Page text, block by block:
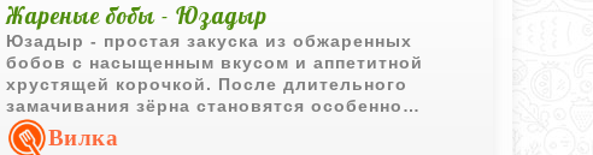
Жареные бобы - Юзадыр
Юзадыр - простая закуска из обжаренных
бобов с насыщенным вкусом и аппетитной
хрустящей корочкой. После длительного
замачивания зёрна становятся особенно
интересными по текстуре и отлично подходят
для подачи в качестве самостоятельной
Вилка